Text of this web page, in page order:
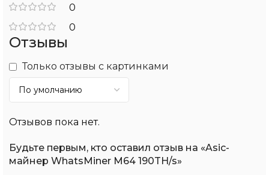
0
0
Отзывы
Только отзывы с картинками
Отзывов пока нет.
Будьте первым, кто оставил отзыв на «Asic-
майнер WhatsMiner M64 190TH/s»